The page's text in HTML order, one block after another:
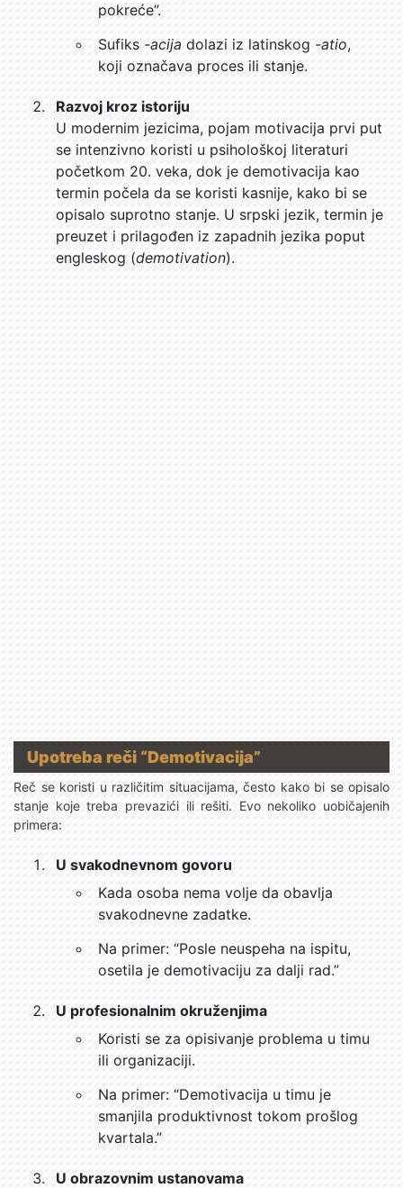
pokreće”.
Sufiks -acijadolazi iz latinskog-atio,
koji označava proces ili stanje.
Razvoj kroz istoriju
U modernim jezicima, pojam motivacija prvi put
se intenzivno koristi u psihološkoj literaturi
početkom 20. veka, dok je demotivacija kao
termin počela da se koristi kasnije, kako bi se
opisalo suprotno stanje. U srpski jezik, termin je
preuzet i prilagođen iz zapadnih jezika poput
engleskog (demotivation).
Upotreba reči “Demotivacija”
Reč se koristi u različitim situacijama, često kako bi se opisalo
stanje koje treba prevazići ili rešiti. Evo nekoliko uobičajenih
primera:
U svakodnevnom govoru
Kada osoba nema volje da obavlja
svakodnevne zadatke.
Na primer: “Posle neuspeha na ispitu,
osetila je demotivaciju za dalji rad.”
U profesionalnim okruženjima
Koristi se za opisivanje problema u timu
ili organizaciji.
Na primer: “Demotivacija u timu je
smanjila produktivnost tokom prošlog
kvartala.”
U obrazovnim ustanovama